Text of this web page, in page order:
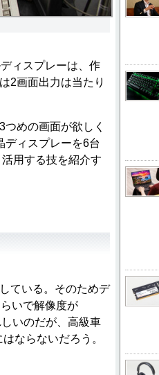
ィスプレーは、作
2画面出力は当たり
めの画面が欲しく
ィスプレーを6台
用する技を紹介す
ている。そのためデ
いで解像度が
いのだが、高級車
ならないだろう。